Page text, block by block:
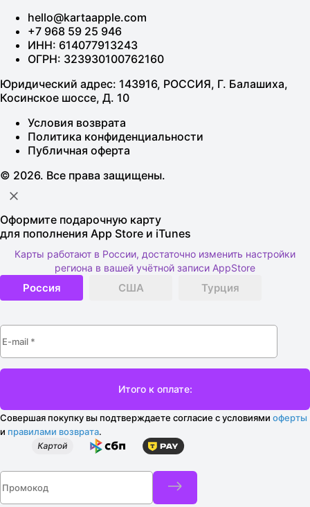
hello@kartaapple.com
+7 968 59 25 946
ИНН: 614077913243
ОГРН: 323930100762160
Юридический адрес: 143916, РОССИЯ, Г. Балашиха,
Косинское шоссе, Д. 10
Условия возврата
Политика конфиденциальности
Публичная оферта
© 2026. Все права защищены.
Оформите подарочную карту
для пополнения App Store и iTunes
Карты работают в России, достаточно изменить настройки
региона в вашей учётной записи AppStore
Россия США Турция
Совершая покупку вы подтверждаете согласие с условиями оферты
и правилами возврата.